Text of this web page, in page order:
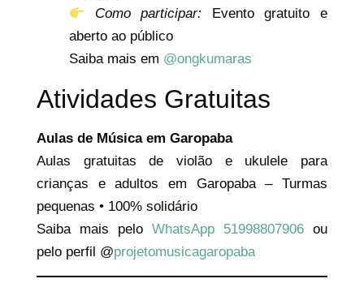
Como participar: Evento gratuito e
aberto ao público
Saiba mais em @ongkumaras
Atividades Gratuitas
Aulas de Música em Garopaba
Aulas gratuitas de violão e ukulele para
crianças e adultos em Garopaba – Turmas
pequenas • 100% solidário
Saiba mais pelo WhatsApp 51998807906 ou
pelo perfil @projetomusicagaropaba